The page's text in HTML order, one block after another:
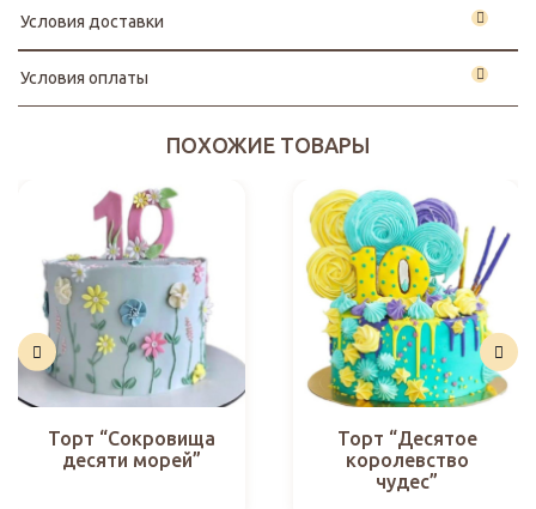
Условия доставки
Условия оплаты
ПОХОЖИЕ ТОВАРЫ
Торт “Сокровища
десяти морей”
Торт “Десятое
королевство
чудес”